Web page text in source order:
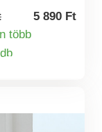
A
tisztító
munkát.
kerti
5 890 Ft
több